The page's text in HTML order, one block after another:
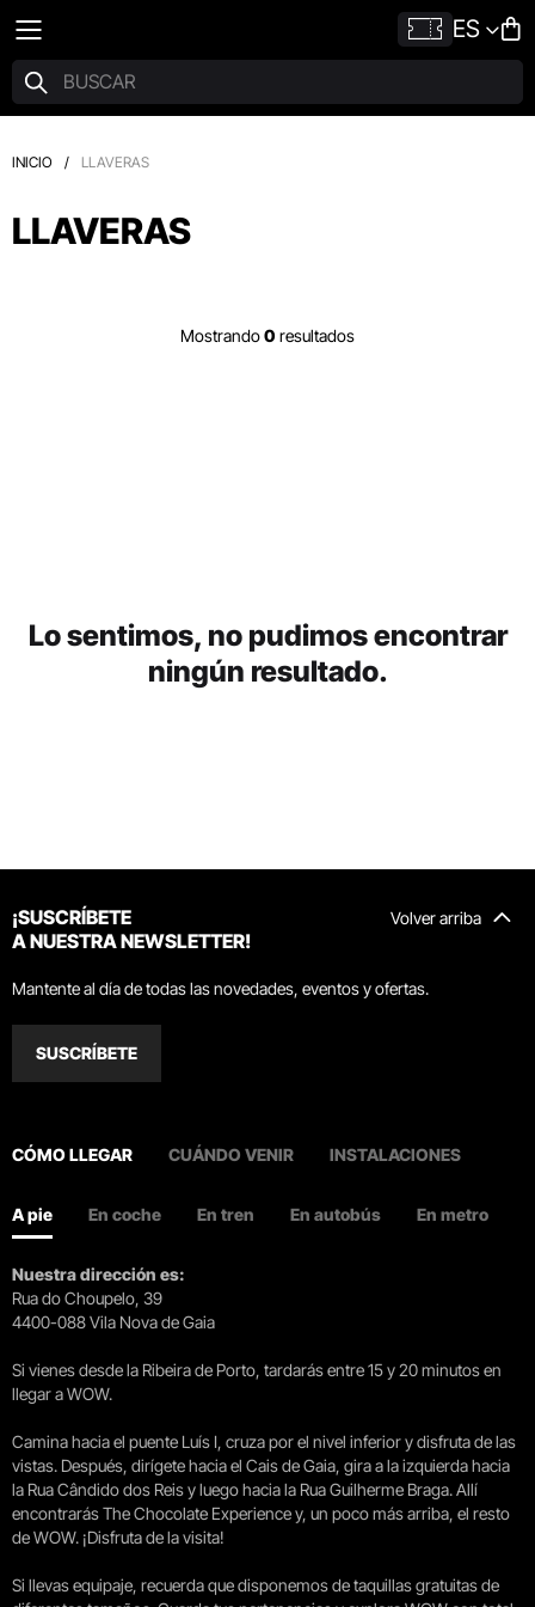
ES
INICIO / LLAVERAS
LLAVERAS
Mostrando0 resultados
Lo sentimos, no pudimos encontrar
ningún resultado.
Volver arriba
¡SUSCRÍBETE
A NUESTRA NEWSLETTER!
Mantente al día de todas las novedades, eventos y ofertas.
SUSCRÍBETE
CÓMO LLEGAR CUÁNDO VENIR INSTALACIONES
A pie En coche En tren En autobús En metro
Nuestra dirección es:
Rua do Choupelo, 39
4400-088 Vila Nova de Gaia
Si vienes desde la Ribeira de Porto, tardarás entre 15 y 20 minutos en
llegar a WOW.
Camina hacia el puente Luís I, cruza por el nivel inferior y disfruta de las
vistas. Después, dirígete hacia el Cais de Gaia, gira a la izquierda hacia
la Rua Cândido dos Reis y luego hacia la Rua Guilherme Braga. Allí
encontrarás The Chocolate Experience y, un poco más arriba, el resto
de WOW. ¡Disfruta de la visita!
Si llevas equipaje, recuerda que disponemos de taquillas gratuitas de